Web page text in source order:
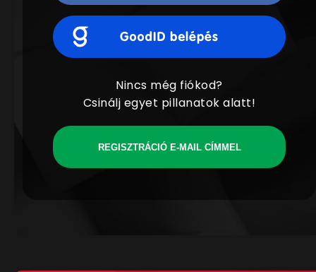
Nincs még fiókod?
Csinálj egyet pillanatok alatt!
REGISZTRÁCIÓ E-MAIL CÍMMEL